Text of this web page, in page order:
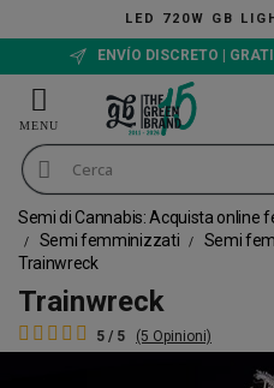
Scoprilo!
ENVÍO DISCRETO |
Semi di Cannabis: Acquista online
Semi femminizzati
Semi
Trainwreck
Trainwreck
5 / 5 (5 Opinioni)